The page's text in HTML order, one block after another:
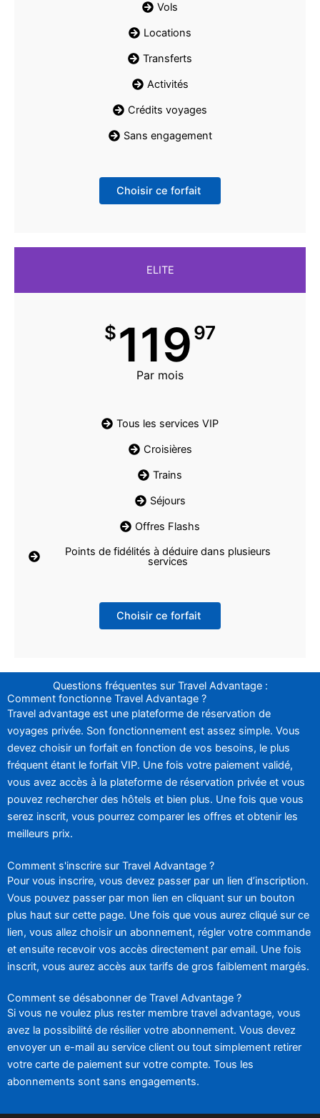
Vols
Locations
Transferts
Activités
Crédits voyages
Sans engagement
Choisir ce forfait
ELITE
$11997
Par mois
Tous les services VIP
Croisières
Trains
Séjours
Offres Flashs
Points de fidélités à déduire dans plusieurs
services
Choisir ce forfait
Questions fréquentes sur Travel Advantage :
Comment fonctionne Travel Advantage ?
Travel advantage est une plateforme de réservation de
voyages privée. Son fonctionnement est assez simple. Vous
devez choisir un forfait en fonction de vos besoins, le plus
fréquent étant le forfait VIP. Une fois votre paiement validé,
vous avez accès à la plateforme de réservation privée et vous
pouvez rechercher des hôtels et bien plus. Une fois que vous
serez inscrit, vous pourrez comparer les offres et obtenir les
meilleurs prix.
Comment s'inscrire sur Travel Advantage ?
Pour vous inscrire, vous devez passer par un lien d’inscription.
Vous pouvez passer par mon lien en cliquant sur un bouton
plus haut sur cette page. Une fois que vous aurez cliqué sur ce
lien, vous allez choisir un abonnement, régler votre commande
et ensuite recevoir vos accès directement par email. Une fois
inscrit, vous aurez accès aux tarifs de gros faiblement margés.
Comment se désabonner de Travel Advantage ?
Si vous ne voulez plus rester membre travel advantage, vous
avez la possibilité de résilier votre abonnement. Vous devez
envoyer un e-mail au service client ou tout simplement retirer
votre carte de paiement sur votre compte. Tous les
abonnements sont sans engagements.